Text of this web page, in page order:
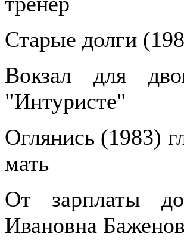
Старые долги
Вокзал для
"Интуристе"
Оглянись (1983)
мать
От зарплаты
Ивановна